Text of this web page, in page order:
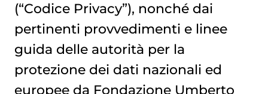
(“Codice Privacy”), nonché dai
pertinenti provvedimenti e linee
guida delle autorità per la
protezione dei dati nazionali ed
europee da Fondazione Umberto